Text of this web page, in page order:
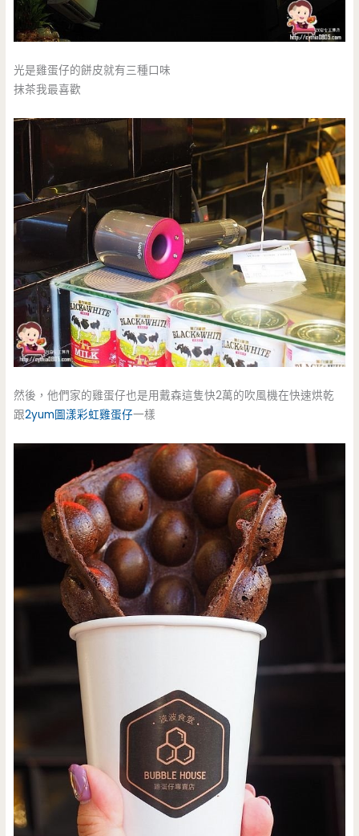
光是雞蛋仔的餅皮就有三種口味
抹茶我最喜歡
然後，他們家的雞蛋仔也是用戴森這隻快2萬的吹風機在快速烘乾
跟2yum圖漾彩虹雞蛋仔一樣